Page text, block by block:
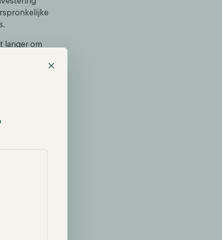
×
langer om
een ROI
dagen,
huidige